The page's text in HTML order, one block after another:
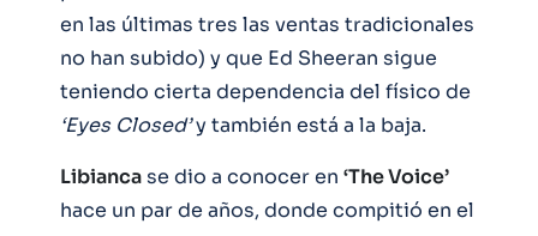
en las últimas tres las ventas tradicionales
no han subido) y que Ed Sheeran sigue
teniendo cierta dependencia del físico de
‘Eyes Closed’y también está a la baja.
Libiancase dio a conocer en ‘The Voice’
hace un par de años, donde compitió en el